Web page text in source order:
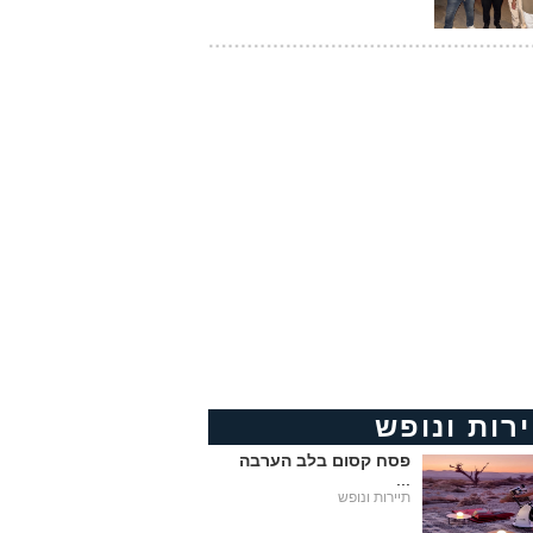
ונופש
פסח קסום בלב הערבה
תיירות ונופש